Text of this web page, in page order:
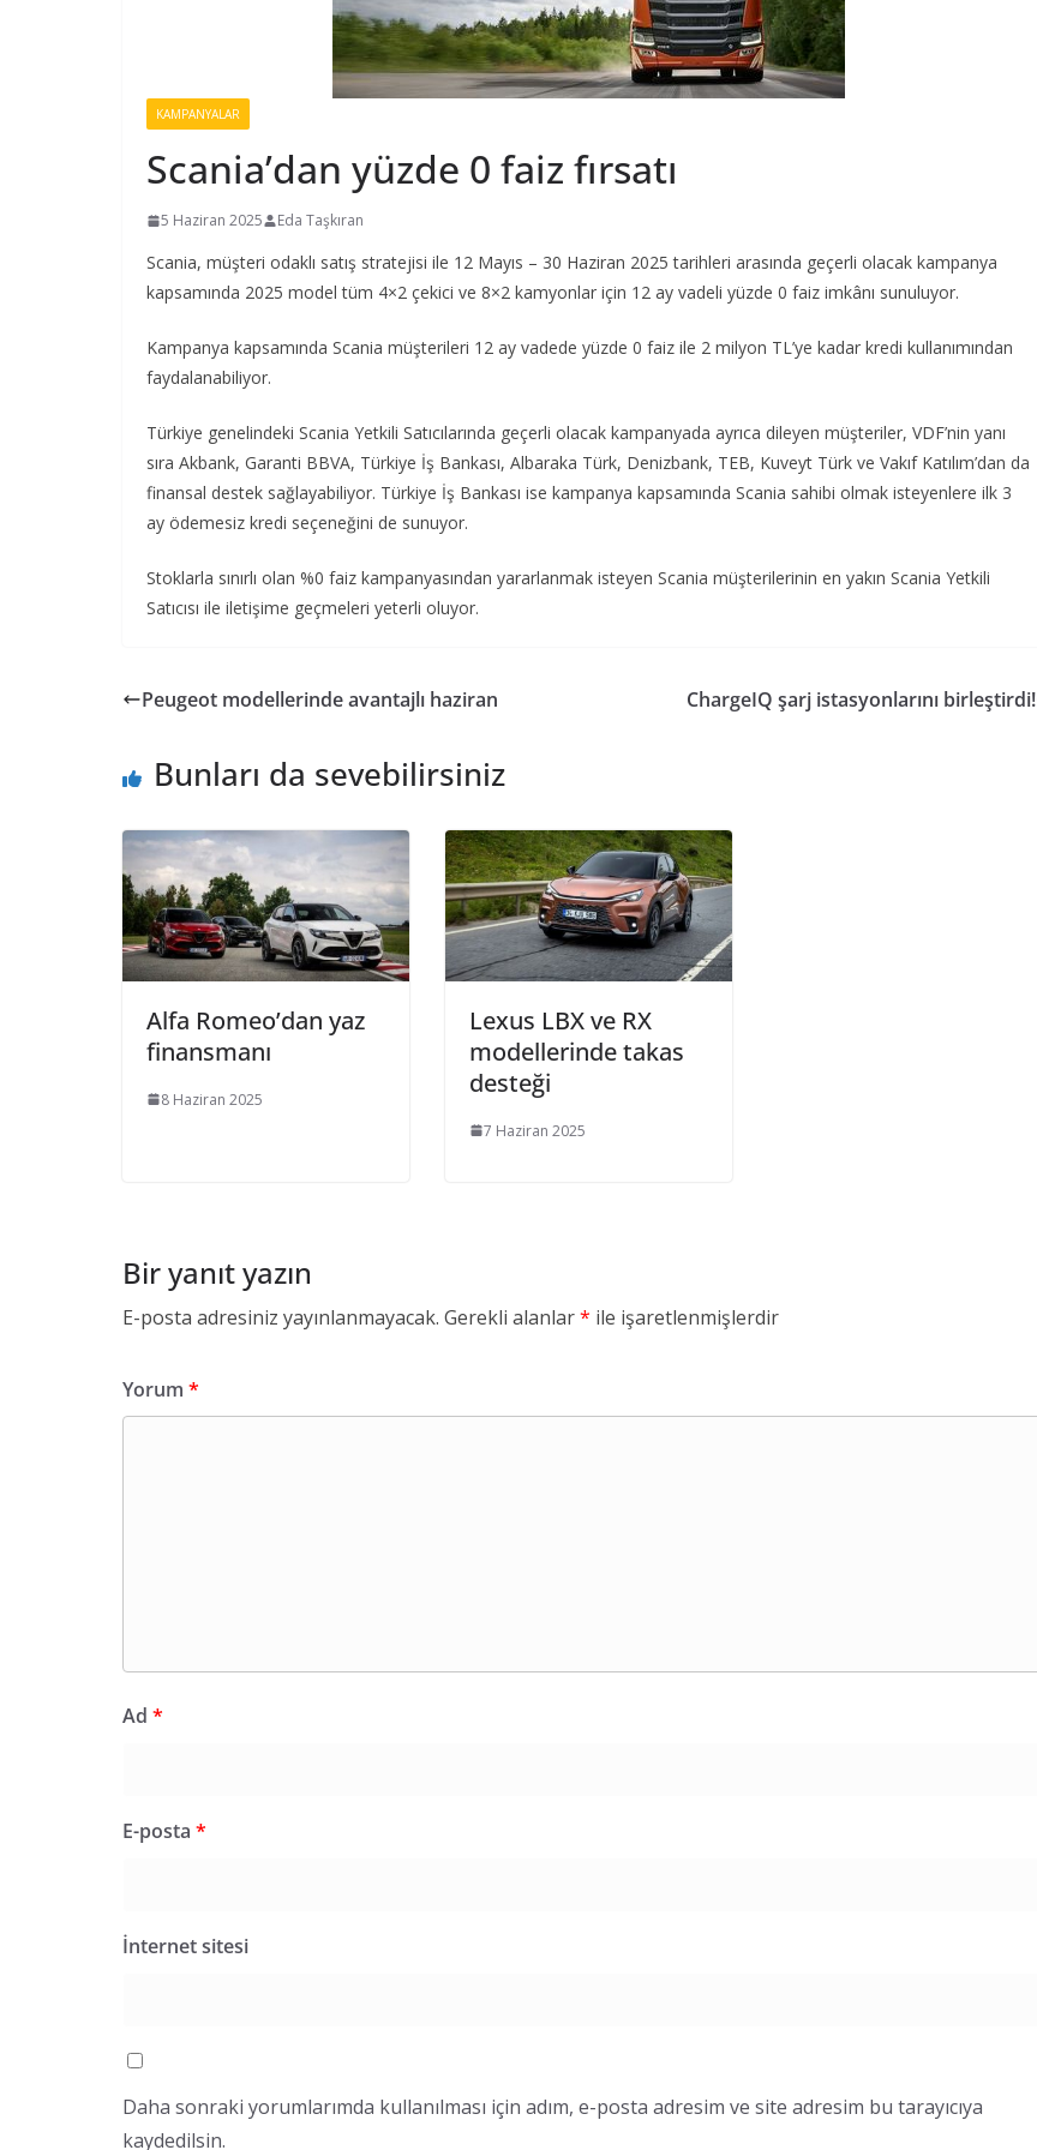
KAMPANYALAR
Scania’dan yüzde 0 faiz fırsatı
5 Haziran 2025 Eda Taşkıran
Scania, müşteri odaklı satış stratejisi ile 12 Mayıs – 30 Haziran 2025 tarihleri arasında geçerli olacak kampanya
kapsamında 2025 model tüm 4×2 çekici ve 8×2 kamyonlar için 12 ay vadeli yüzde 0 faiz imkânı sunuluyor.
Kampanya kapsamında Scania müşterileri 12 ay vadede yüzde 0 faiz ile 2 milyon TL’ye kadar kredi kullanımından
faydalanabiliyor.
Türkiye genelindeki Scania Yetkili Satıcılarında geçerli olacak kampanyada ayrıca dileyen müşteriler, VDF’nin yanı
sıra Akbank, Garanti BBVA, Türkiye İş Bankası, Albaraka Türk, Denizbank, TEB, Kuveyt Türk ve Vakıf Katılım’dan da
finansal destek sağlayabiliyor. Türkiye İş Bankası ise kampanya kapsamında Scania sahibi olmak isteyenlere ilk 3
ay ödemesiz kredi seçeneğini de sunuyor.
Stoklarla sınırlı olan %0 faiz kampanyasından yararlanmak isteyen Scania müşterilerinin en yakın Scania Yetkili
Satıcısı ile iletişime geçmeleri yeterli oluyor.
Peugeot modellerinde avantajlı haziran ChargeIQ şarj istasyonlarını birleştirdi!
Bunları da sevebilirsiniz
Alfa Romeo’dan yaz
finansmanı
8 Haziran 2025
Lexus LBX ve RX
modellerinde takas
desteği
7 Haziran 2025
Bir yanıt yazın
E-posta adresiniz yayınlanmayacak. Gerekli alanlar* ile işaretlenmişlerdir
Yorum *
Ad *
E-posta *
İnternet sitesi
Daha sonraki yorumlarımda kullanılması için adım, e-posta adresim ve site adresim bu tarayıcıya
kaydedilsin.